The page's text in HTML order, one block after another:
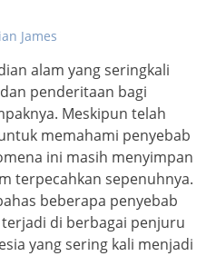
James
alam yang seringkali
penderitaan bagi
Meskipun telah
memahami penyebab
ini masih menyimpan
terpecahkan sepenuhnya.
beberapa penyebab
di berbagai penjuru
yang sering kali menjadi